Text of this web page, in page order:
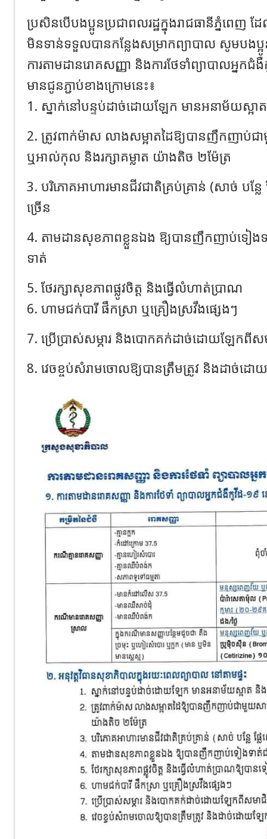
ប្រសិនបេីបងប្អូនប្រជាពលរដ្ឋក្នុងរាជធានីភ្នំពេញ​ ដ
មិនទាន់ទទួលបានកន្លែងសម្រាកព្យាបាល សូមបងប្អូ
ការតាមដានរោគសញ្ញា និងការថែទាំព្យាបាលអ្នក
មានជូនភ្ជាប់ខាងក្រោមនេះ​៖
1. ស្នាក់នៅបន្ទប់ដាច់ដោយឡែក មានអនាម័យស្អ
2. ត្រូវពាក់ម៉ាស លាងសម្អាតដៃឱ្យបានញឹកញាប់
ឬអាល់កុល និងរក្សាគម្លាត យ៉ាងតិច ២ម៉ែត្រ
3. បរិភោគអាហារមានជីវជាតិគ្រប់គ្រាន់ (សាច់ បន្
ច្រើន
4. តាមដានសុខភាពខ្លួនឯង ឱ្យបានញឹកញាប់ទៀងទ
ទាត់
5. ថែរក្សាសុខភាពផ្លូវចិត្ត និងធ្វើលំហាត់ប្រាណ
6. ហាមជក់បារី ផឹកស្រា ឬគ្រឿងស្រវឹងផ្សេងៗ
7. ប្រើប្រាស់សម្ភារ និងបោកគក់ដាច់ដោយឡែកពីស
8. វេចខ្ចប់សំរាមចោលឱ្យបានត្រឹមត្រូវ និងដាច់ដ